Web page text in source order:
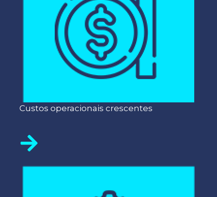
Custos operacionais crescentes